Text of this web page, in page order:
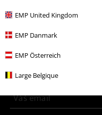
EMP United Kingdom
EMP Danmark
EMP Österreich
Large Belgique
Získejte 20% slevový poukaz,